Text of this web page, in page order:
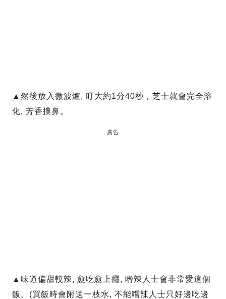
▲然後放入微波爐, 叮大約1分40秒，芝士就會完全溶
化, 芳香撲鼻。
廣告
▲味道偏甜較辣, 愈吃愈上癮, 嗜辣人士會非常愛這個
飯。(買飯時會附送一枝水, 不能嚐辣人士只好邊吃邊